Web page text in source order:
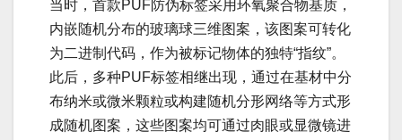
当时，首款PUF防伪标签采用环氧聚合物基质，
内嵌随机分布的玻璃球三维图案，该图案可转化
为二进制代码，作为被标记物体的独特“指纹”。
此后，多种PUF标签相继出现，通过在基材中分
布纳米或微米颗粒或构建随机分形网络等方式形
成随机图案，这些图案均可通过肉眼或显微镜进